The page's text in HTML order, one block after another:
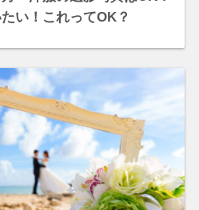
い！これってOK？